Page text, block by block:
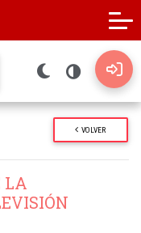
VOLVER
LA